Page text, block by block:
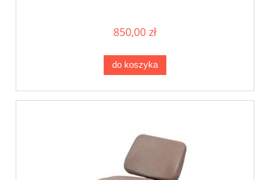
850,00 zł
do koszyka